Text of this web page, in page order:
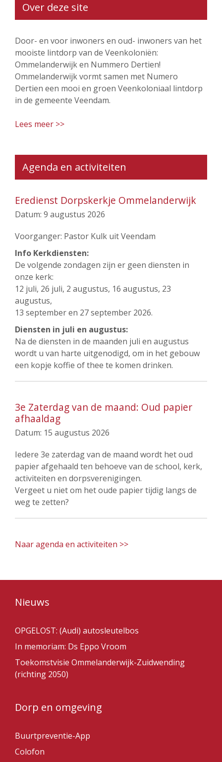
Over deze site
Door- en voor inwoners en oud- inwoners van het
mooiste lintdorp van de Veenkoloniën:
Ommelanderwijk en Nummero Dertien!
Ommelanderwijk vormt samen met Numero
Dertien een mooi en groen Veenkoloniaal lintdorp
in de gemeente Veendam.
Lees meer >>
Agenda en activiteiten
Eredienst Dorpskerkje Ommelanderwijk
Datum: 9 augustus 2026
Voorganger: Pastor Kulk uit Veendam
Info Kerkdiensten:
De volgende zondagen zijn er geen diensten in
onze kerk:
12 juli, 26 juli, 2 augustus, 16 augustus, 23
augustus,
13 september en 27 september 2026.
Diensten in juli en augustus:
Na de diensten in de maanden juli en augustus
wordt u van harte uitgenodigd, om in het gebouw
een kopje koffie of thee te komen drinken.
3e Zaterdag van de maand: Oud papier
afhaaldag
Datum: 15 augustus 2026
Iedere 3e zaterdag van de maand wordt het oud
papier afgehaald ten behoeve van de school, kerk,
activiteiten en dorpsverenigingen.
Vergeet u niet om het oude papier tijdig langs de
weg te zetten?
Naar agenda en activiteiten >>
Nieuws
OPGELOST: (Audi) autosleutelbos
In memoriam: Ds Eppo Vroom
Toekomstvisie Ommelanderwijk-Zuidwending
(richting 2050)
Dorp en omgeving
Buurtpreventie-App
Colofon